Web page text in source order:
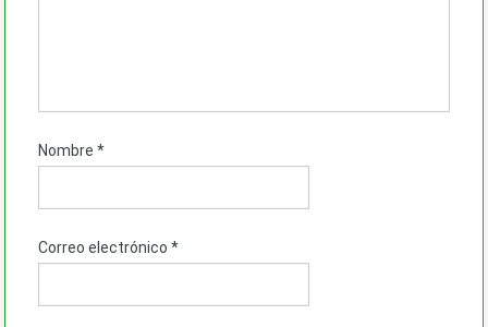
Nombre *
Correo electrónico *